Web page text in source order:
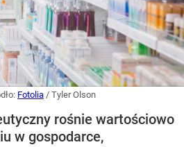
Fotolia / Tyler Olson
rośnie wartościowo
w gospodarce,